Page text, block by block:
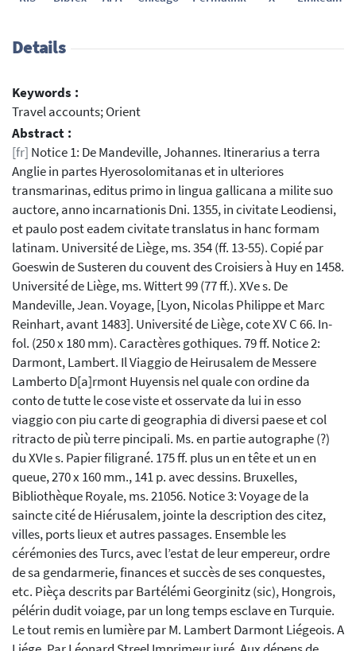
Details
Keywords :
Travel accounts; Orient
Abstract :
[fr] Notice 1: De Mandeville, Johannes. Itinerarius a terra
Anglie in partes Hyerosolomitanas et in ulteriores
transmarinas, editus primo in lingua gallicana a milite suo
auctore, anno incarnationis Dni. 1355, in civitate Leodiensi,
et paulo post eadem civitate translatus in hanc formam
latinam. Université de Liège, ms. 354 (ff. 13-55). Copié par
Goeswin de Susteren du couvent des Croisiers à Huy en 1458.
Université de Liège, ms. Wittert 99 (77 ff.). XVe s. De
Mandeville, Jean. Voyage, [Lyon, Nicolas Philippe et Marc
Reinhart, avant 1483]. Université de Liège, cote XV C 66. In-
fol. (250 x 180 mm). Caractères gothiques. 79 ff. Notice 2:
Darmont, Lambert. Il Viaggio de Heirusalem de Messere
Lamberto D[a]rmont Huyensis nel quale con ordine da
conto de tutte le cose viste et osservate da lui in esso
viaggio con piu carte di geographia di diversi paese et col
ritracto de più terre pincipali. Ms. en partie autographe (?)
du XVIe s. Papier filigrané. 175 ff. plus un en tête et un en
queue, 270 x 160 mm., 141 p. avec dessins. Bruxelles,
Bibliothèque Royale, ms. 21056. Notice 3: Voyage de la
saincte cité de Hiérusalem, jointe la description des citez,
villes, ports lieux et autres passages. Ensemble les
cérémonies des Turcs, avec l’estat de leur empereur, ordre
de sa gendarmerie, finances et succès de ses conquestes,
etc. Pièça descrits par Bartélémi Georginitz (sic), Hongrois,
pélérin dudit voiage, par un long temps esclave en Turquie.
Le tout remis en lumière par M. Lambert Darmont Liégeois. A